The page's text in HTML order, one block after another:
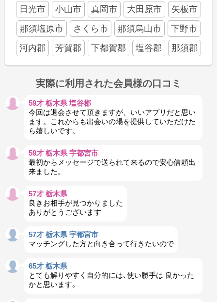
日光市 小山市 真岡市 大田原市
矢板市
那須塩原市
さくら市 那須烏山市
下野市
河内郡
芳賀郡 下都賀郡 塩谷郡 那須郡
実際に利用された会員様の口コミ
59才 栃木県 塩谷郡
今回は退会させて頂きますが、いいアプリだと思い
ます。これからも出会いの場を提供していただけた
ら嬉しいです。
59才 栃木県 宇都宮市
最初からメッセージで送られて来るので安心信頼出
来ました。
57才 栃木県
良きお相手が見つかりました
ありがとうございます
57才 栃木県 宇都宮市
マッチングした方と向き合って行きたいので
65才 栃木県
とても解りやすく自分的には､使い勝手は 良かった
かと思います｡